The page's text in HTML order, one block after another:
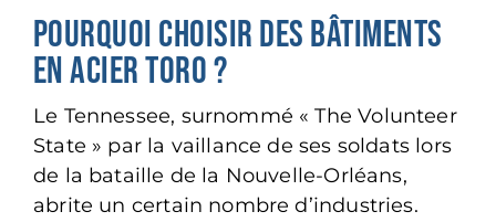
POURQUOI CHOISIR DES BÂTIMENTS
EN ACIER TORO ?
Le Tennessee, surnommé « The Volunteer
State » par la vaillance de ses soldats lors
de la bataille de la Nouvelle-Orléans,
abrite un certain nombre d’industries.